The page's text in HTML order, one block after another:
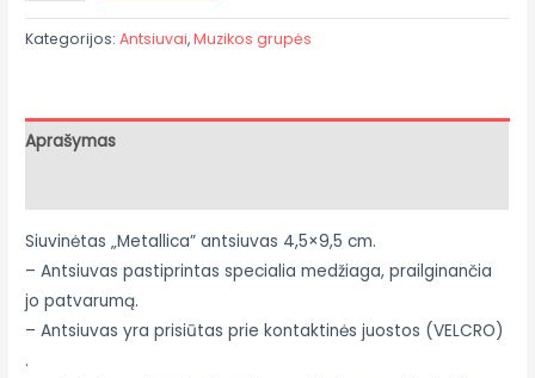
Kategorijos:Antsiuvai,Muzikos grupės
Aprašymas
Siuvinėtas „Metallica” antsiuvas 4,5×9,5 cm.
– Antsiuvas pastiprintas specialia medžiaga, prailginančia
jo patvarumą.
– Antsiuvas yra prisiūtas prie kontaktinės juostos (VELCRO)
.